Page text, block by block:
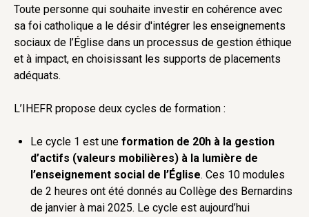
Toute personne qui souhaite investir en cohérence avec
sa foi catholique a le désir d'intégrer les enseignements
sociaux de l’Église dans un processus de gestion éthique
et à impact, en choisissant les supports de placements
adéquats.
L’IHEFR propose deux cycles de formation :
Le cycle 1 est une formation de 20h à la gestion
d’actifs (valeurs mobilières) à la lumière de
l’enseignement social de l’Église. Ces 10 modules
de 2 heures ont été donnés au Collège des Bernardins
de janvier à mai 2025. Le cycle est aujourd’hui